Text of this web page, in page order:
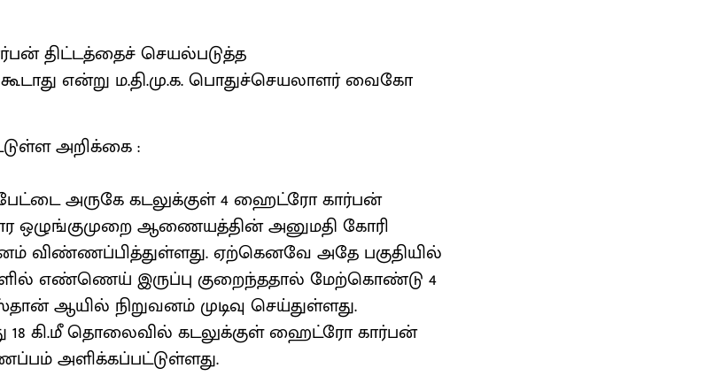
திட்டத்தைச் செயல்படுத்த
கூடாது என்று ம.தி.மு.க. பொதுச்செயலாளர் வைகோ
அறிக்கை :
அருகே கடலுக்குள் 4 ஹைட்ரோ கார்பன்
ஒழுங்குமுறை ஆணையத்தின் அனுமதி கோரி
விண்ணப்பித்துள்ளது. ஏற்கெனவே அதே பகுதியில்
எண்ணெய் இருப்பு குறைந்ததால் மேற்கொண்டு 4
ஆயில் நிறுவனம் முடிவு செய்துள்ளது.
18 கி.மீ தொலைவில் கடலுக்குள் ஹைட்ரோ கார்பன்
அளிக்கப்பட்டுள்ளது.